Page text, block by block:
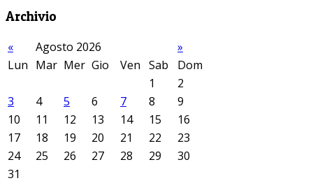
Archivio
« Agosto 2026
»
Lun Mar Mer Gio Ven Sab
Dom
1
2
3
4 5 6 7 8
9
10
11 12 13 14 15
16
17
18 19 20 21 22
23
24
25 26 27 28 29
30
31